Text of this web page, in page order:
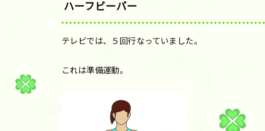
ハーフビーバー
テレビでは、５回行なっていました。
これは準備運動。